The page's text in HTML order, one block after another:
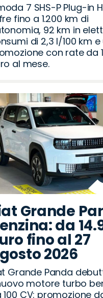
7 SHS-P Plug-in
fino a 1.200 km di
92 km in
di 2,3 l/100 km e
con rate da
al mese.
Grande
da
fino al 27
2026
Grande Panda
motore turbo
100 CV: promozione